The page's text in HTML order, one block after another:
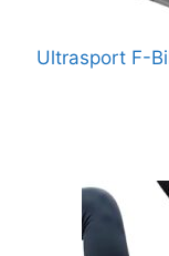
Ultrasport F-